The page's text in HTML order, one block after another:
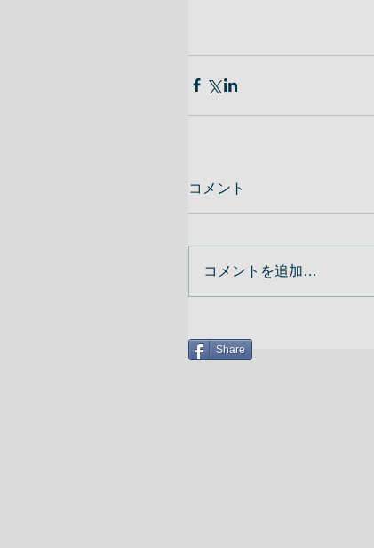
コメント
コメントを追加…
Share